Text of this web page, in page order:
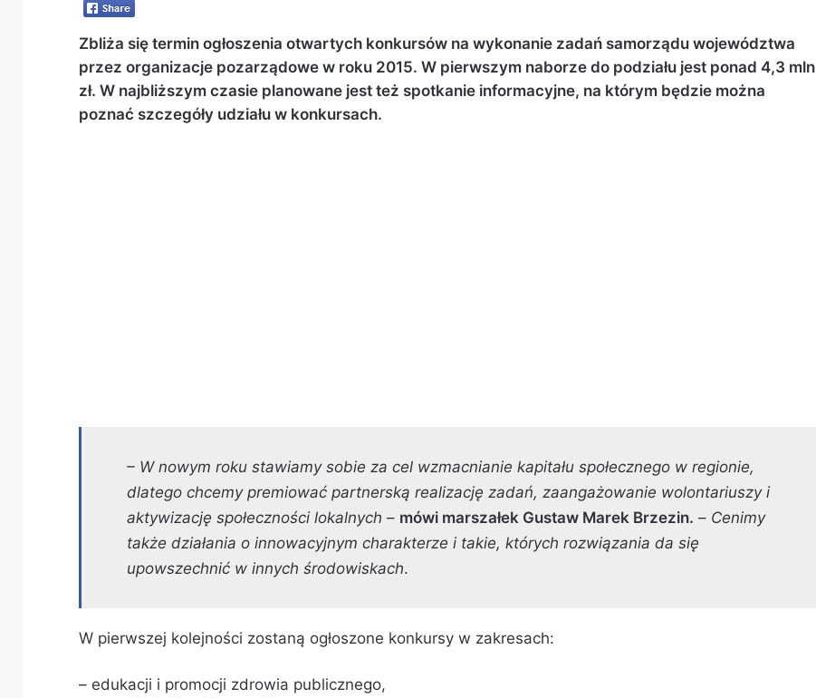
Zbliża się termin ogłoszenia otwartych konkursów na wykonanie zadań samorządu województwa
przez organizacje pozarządowe w roku 2015. W pierwszym naborze do podziału jest ponad 4,3 mln
zł. W najbliższym czasie planowane jest też spotkanie informacyjne, na którym będzie można
poznać szczegóły udziału w konkursach.
– W nowym roku stawiamy sobie za cel wzmacnianie kapitału społecznego w regionie,
dlatego chcemy premiować partnerską realizację zadań, zaangażowanie wolontariuszy i
aktywizację społeczności lokalnych – mówi marszałek Gustaw Marek Brzezin. – Cenimy
także działania o innowacyjnym charakterze i takie, których rozwiązania da się
upowszechnić w innych środowiskach.
W pierwszej kolejności zostaną ogłoszone konkursy w zakresach:
– edukacji i promocji zdrowia publicznego,